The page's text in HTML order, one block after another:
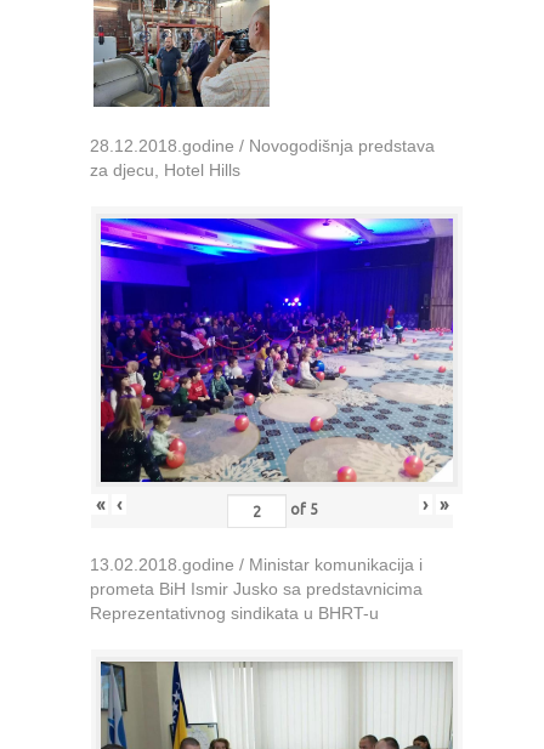
28.12.2018.godine / Novogodišnja predstava
za djecu, Hotel Hills
« ‹ of 5 › »
13.02.2018.godine / Ministar komunikacija i
prometa BiH Ismir Jusko sa predstavnicima
Reprezentativnog sindikata u BHRT-u